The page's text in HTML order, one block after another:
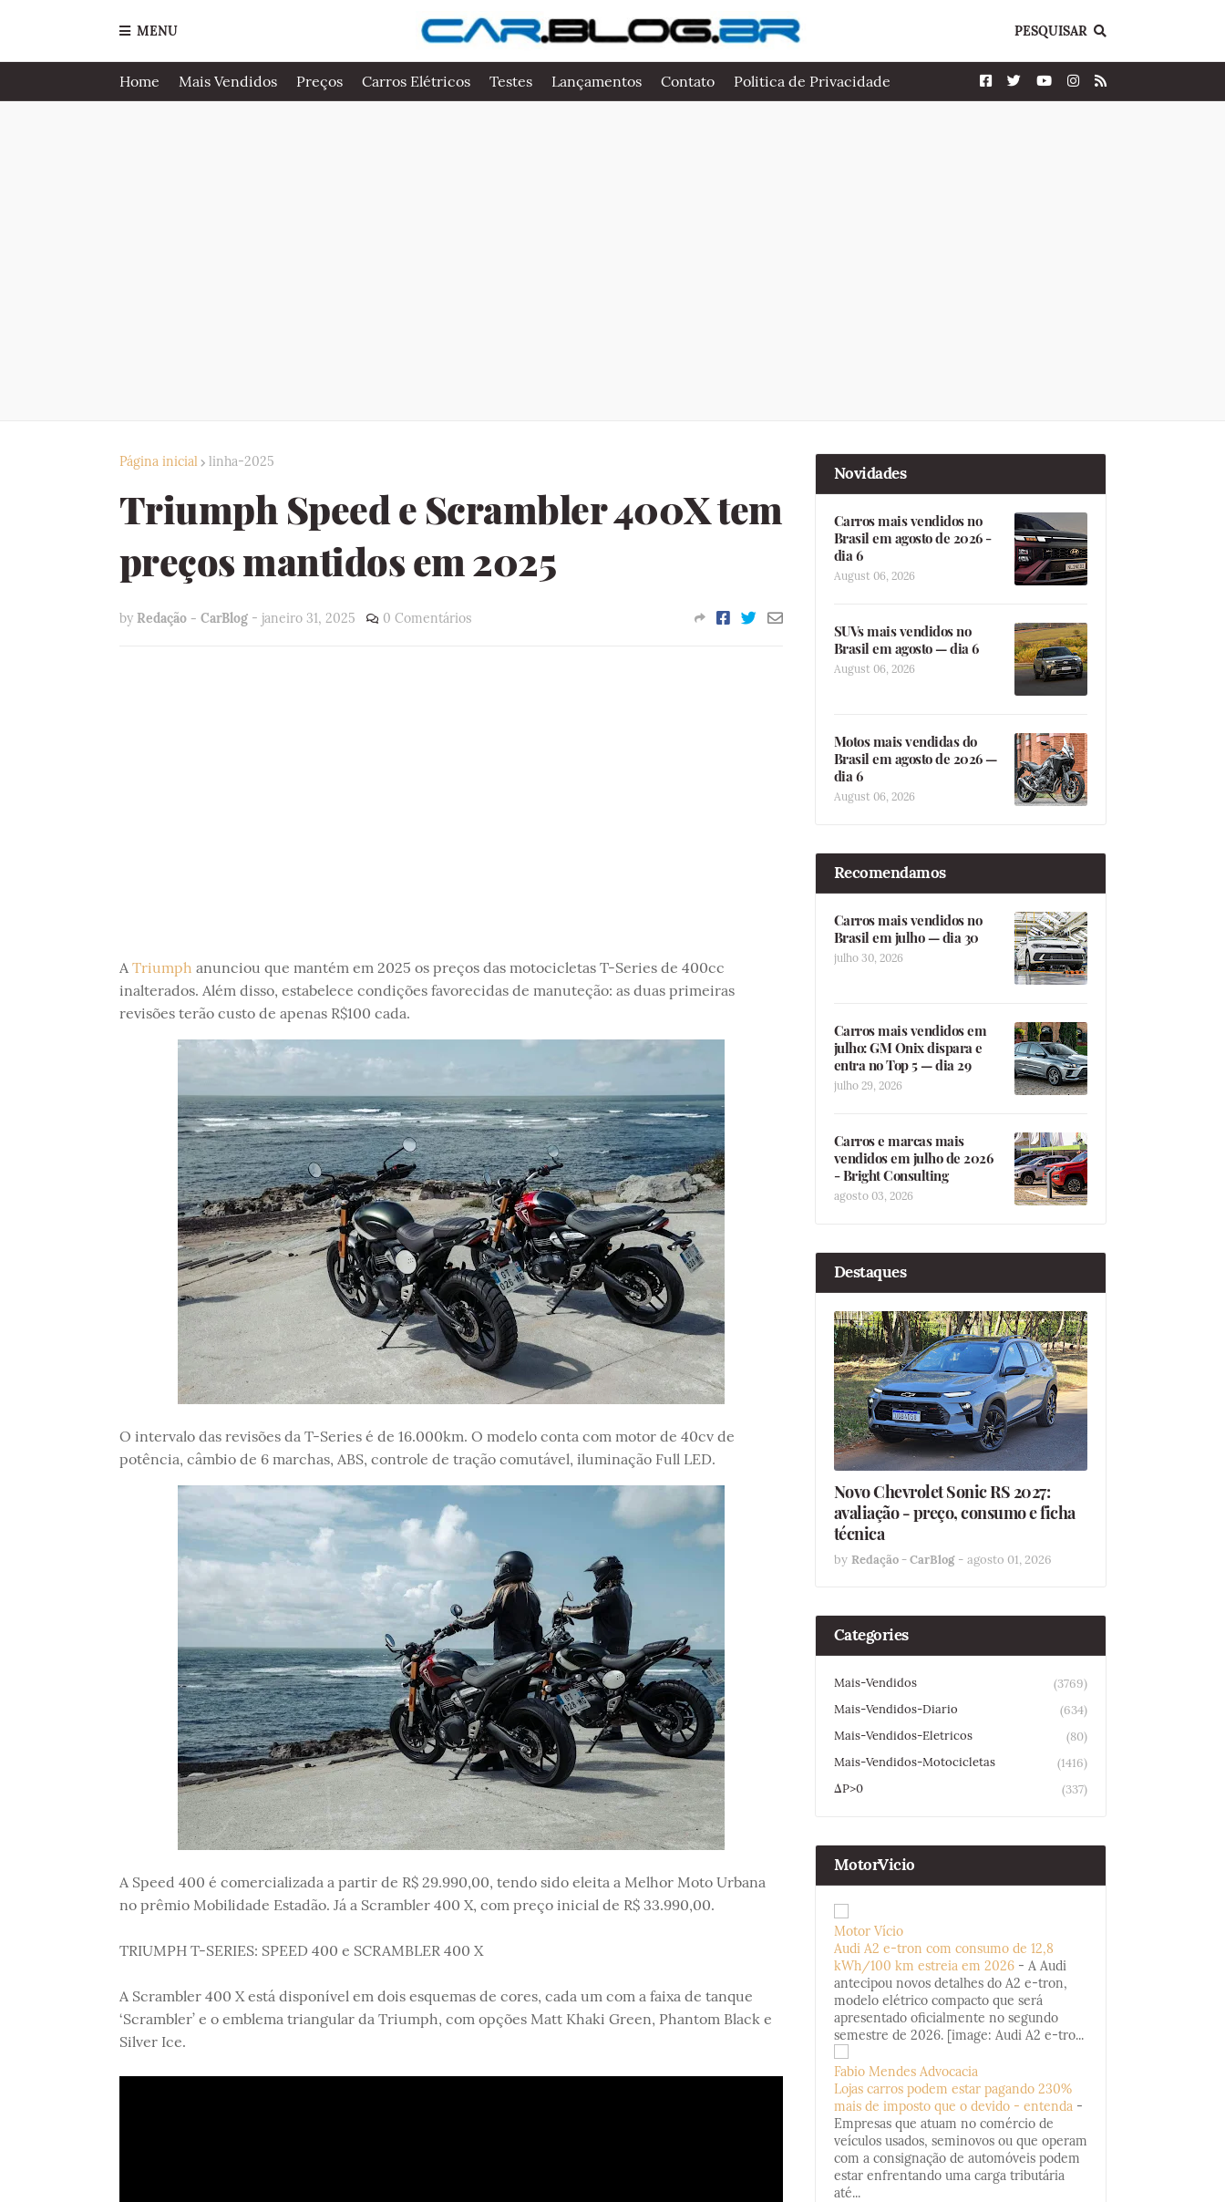
MENU PESQUISAR
Home Mais Vendidos Preços Carros Elétricos Testes Lançamentos Contato Politica de Privacidade
Página inicial linha-2025
Triumph Speed e Scrambler 400X tem
preços mantidos em 2025
by Redação - CarBlog - janeiro 31, 2025 0 Comentários
A Triumph anunciou que mantém em 2025 os preços das motocicletas T-Series de 400cc
inalterados. Além disso, estabelece condições favorecidas de manuteção: as duas primeiras
revisões terão custo de apenas R$100 cada.
O intervalo das revisões da T-Series é de 16.000km. O modelo conta com motor de 40cv de
potência, câmbio de 6 marchas, ABS, controle de tração comutável, iluminação Full LED.
A Speed 400 é comercializada a partir de R$ 29.990,00, tendo sido eleita a Melhor Moto Urbana
no prêmio Mobilidade Estadão. Já a Scrambler 400 X, com preço inicial de R$ 33.990,00.
TRIUMPH T-SERIES: SPEED 400 e SCRAMBLER 400 X
A Scrambler 400 X está disponível em dois esquemas de cores, cada um com a faixa de tanque
‘Scrambler’ e o emblema triangular da Triumph, com opções Matt Khaki Green, Phantom Black e
Silver Ice.
Novidades
Carros mais vendidos no
Brasil em agosto de 2026 -
dia 6
August 06, 2026
SUVs mais vendidos no
Brasil em agosto — dia 6
August 06, 2026
Motos mais vendidas do
Brasil em agosto de 2026 —
dia 6
August 06, 2026
Recomendamos
Carros mais vendidos no
Brasil em julho — dia 30
julho 30, 2026
Carros mais vendidos em
julho: GM Onix dispara e
entra no Top 5 — dia 29
julho 29, 2026
Carros e marcas mais
vendidos em julho de 2026
- Bright Consulting
agosto 03, 2026
Destaques
Novo Chevrolet Sonic RS 2027:
avaliação - preço, consumo e ficha
técnica
by Redação - CarBlog - agosto 01, 2026
Categories
Mais-Vendidos
(3769)
Mais-Vendidos-Diario
(634)
Mais-Vendidos-Eletricos
(80)
Mais-Vendidos-Motocicletas
(1416)
ΔP>0
(337)
MotorVicio
Motor Vício
Audi A2 e-tron com consumo de 12,8
kWh/100 km estreia em 2026 - A Audi
antecipou novos detalhes do A2 e-tron,
modelo elétrico compacto que será
apresentado oficialmente no segundo
semestre de 2026. [image: Audi A2 e-tro...
Fabio Mendes Advocacia
Lojas carros podem estar pagando 230%
mais de imposto que o devido - entenda -
Empresas que atuam no comércio de
veículos usados, seminovos ou que operam
com a consignação de automóveis podem
estar enfrentando uma carga tributária
até...